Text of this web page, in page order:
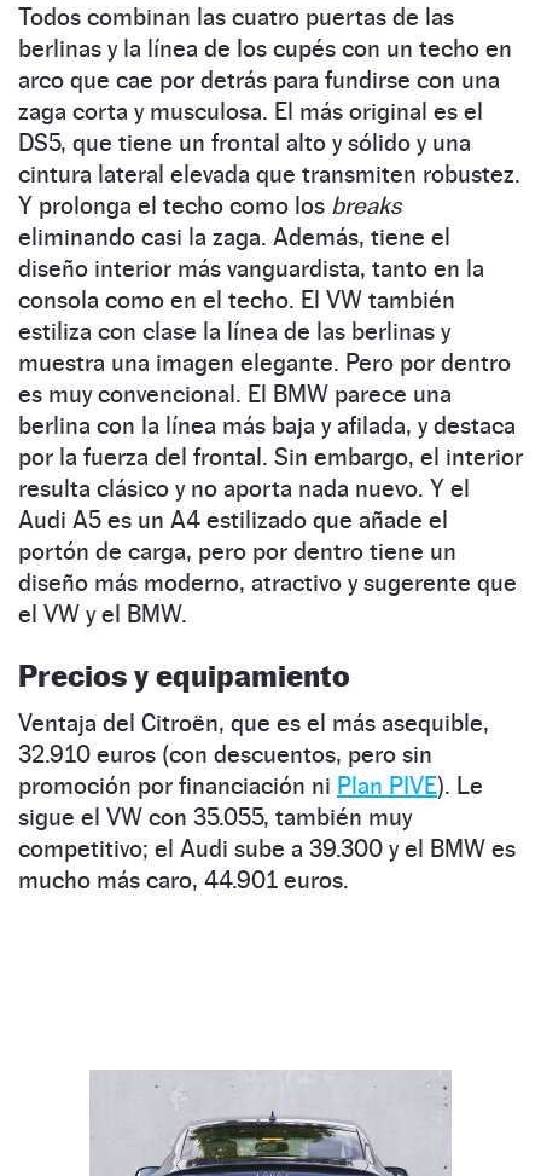
Todos combinan las cuatro puertas de las
berlinas y la línea de los cupés con un techo en
arco que cae por detrás para fundirse con una
zaga corta y musculosa. El más original es el
DS5, que tiene un frontal alto y sólido y una
cintura lateral elevada que transmiten robustez.
Y prolonga el techo como los breaks
eliminando casi la zaga. Además, tiene el
diseño interior más vanguardista, tanto en la
consola como en el techo. El VW también
estiliza con clase la línea de las berlinas y
muestra una imagen elegante. Pero por dentro
es muy convencional. El BMW parece una
berlina con la línea más baja y afilada, y destaca
por la fuerza del frontal. Sin embargo, el interior
resulta clásico y no aporta nada nuevo. Y el
Audi A5 es un A4 estilizado que añade el
portón de carga, pero por dentro tiene un
diseño más moderno, atractivo y sugerente que
el VW y el BMW.
Precios y equipamiento
Ventaja del Citroën, que es el más asequible,
32.910 euros (con descuentos, pero sin
promoción por financiación ni Plan PIVE). Le
sigue el VW con 35.055, también muy
competitivo; el Audi sube a 39.300 y el BMW es
mucho más caro, 44.901 euros.